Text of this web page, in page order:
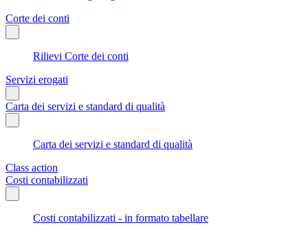
Corte dei conti
Rilievi Corte dei conti
Servizi erogati
Carta dei servizi e standard di qualità
Carta dei servizi e standard di qualità
Class action
Costi contabilizzati
Costi contabilizzati - in formato tabellare